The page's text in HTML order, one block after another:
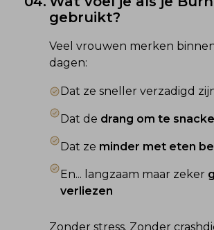
gebruikt?
Veel vrouwen merken
dagen:
Dat ze sneller verzadigd
Dat de drang om te
Dat ze minder met eten
En... langzaam maar zeker
verliezen
Zonder stress. Zonder